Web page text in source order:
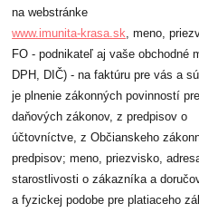
na webstránke
www.imunita-krasa.sk, meno,
FO - podnikateľ aj vaše obchodné
DPH, DIČ) - na faktúru pre vás a
je plnenie zákonných povinností
daňových zákonov, z predpisov o
účtovníctve, z Občianskeho
predpisov; meno, priezvisko,
starostlivosti o zákazníka a
a fyzickej podobe pre platiaceho